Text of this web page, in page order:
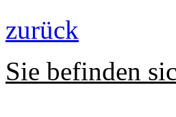
zurück
Sie befinden